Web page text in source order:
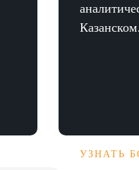
Казанском
УЗНАТЬ